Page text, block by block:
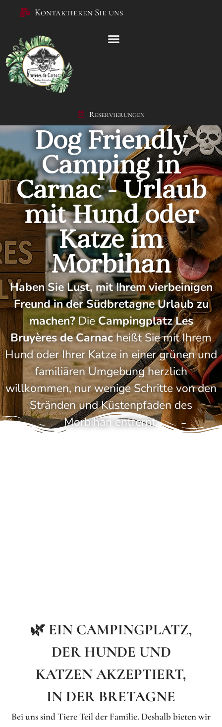
Kontaktieren Sie uns
Reservierungen
Dog Friendly
Camping in
Carnac - Urlaub
mit Hund oder
Katze im
Morbihan
Haben Sie Lust, mit Ihrem vierbeinigen
Freund in der Südbretagne Urlaub zu
machen?DieCampingplatz Les
Bruyères de Carnacheißt Sie mit Ihrem
Hund oder Ihrer Katze in einer grünen und
familiären Umgebung herzlich
willkommen, nur wenige Schritte von den
Stränden und Küstenpfaden des
Morbihan entfernt.
🌿 EIN CAMPINGPLATZ,
DER HUNDE UND
KATZEN AKZEPTIERT,
IN DER BRETAGNE
Bei uns sind Tiere Teil der Familie. Deshalb bieten wir